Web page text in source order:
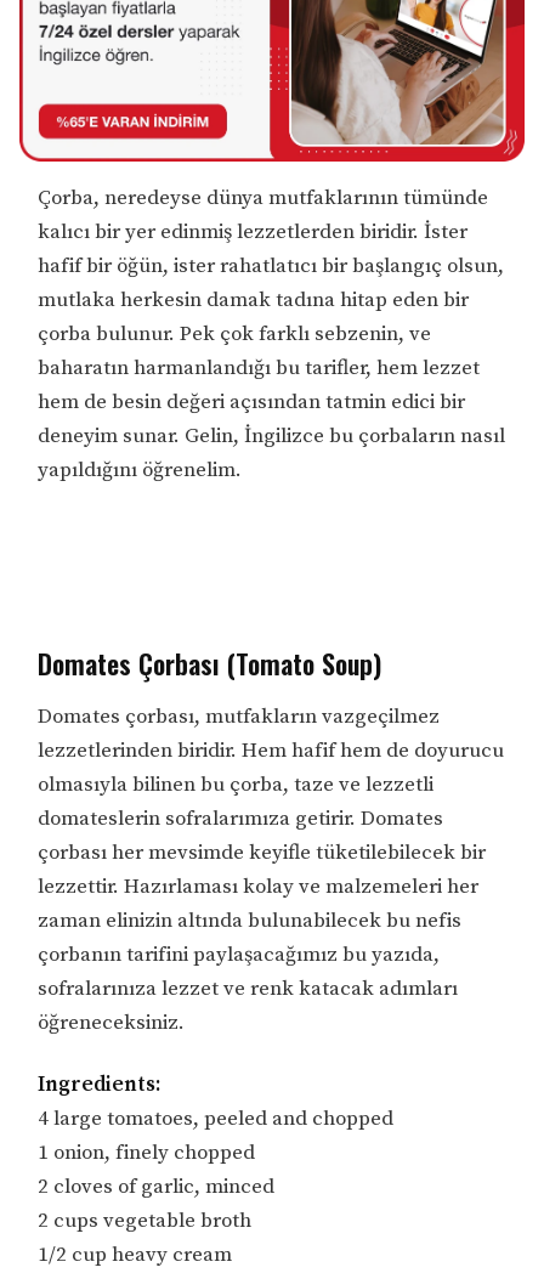
Çorba, neredeyse dünya mutfaklarının tümünde
kalıcı bir yer edinmiş lezzetlerden biridir. İster
hafif bir öğün, ister rahatlatıcı bir başlangıç olsun,
mutlaka herkesin damak tadına hitap eden bir
çorba bulunur. Pek çok farklı sebzenin, ve
baharatın harmanlandığı bu tarifler, hem lezzet
hem de besin değeri açısından tatmin edici bir
deneyim sunar. Gelin, İngilizce bu çorbaların nasıl
yapıldığını öğrenelim.
Domates Çorbası (Tomato Soup)
Domates çorbası, mutfakların vazgeçilmez
lezzetlerinden biridir. Hem hafif hem de doyurucu
olmasıyla bilinen bu çorba, taze ve lezzetli
domateslerin sofralarımıza getirir. Domates
çorbası her mevsimde keyifle tüketilebilecek bir
lezzettir. Hazırlaması kolay ve malzemeleri her
zaman elinizin altında bulunabilecek bu nefis
çorbanın tarifini paylaşacağımız bu yazıda,
sofralarınıza lezzet ve renk katacak adımları
öğreneceksiniz.
Ingredients:
4 large tomatoes, peeled and chopped
1 onion, finely chopped
2 cloves of garlic, minced
2 cups vegetable broth
1/2 cup heavy cream